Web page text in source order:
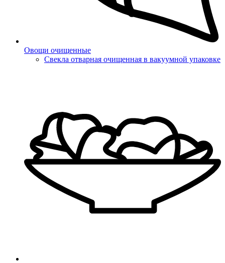
Овощи очищенные
Свекла отварная очищенная в вакуумной упаковке